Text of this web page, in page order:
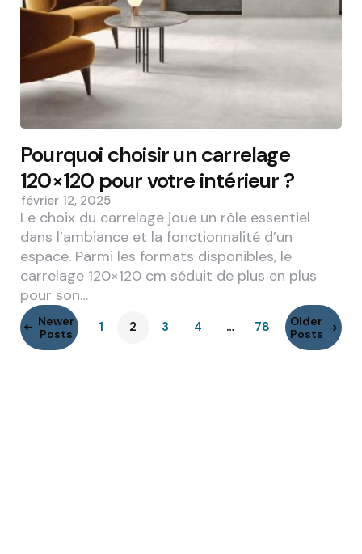
Pourquoi choisir un carrelage
120×120 pour votre intérieur ?
février 12, 2025
Le choix du carrelage joue un rôle essentiel
dans l’ambiance et la fonctionnalité d’un
espace. Parmi les formats disponibles, le
carrelage 120×120 cm séduit de plus en plus
pour son…
Newer
Posts
1 2 3 4 … 78
Older
Posts